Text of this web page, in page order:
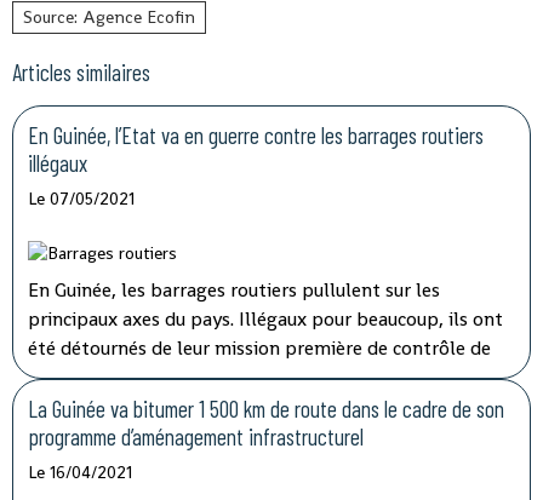
Source: Agence Ecofin
Articles similaires
En Guinée, l’Etat va en guerre contre les barrages routiers
illégaux
Le 07/05/2021
En Guinée, les barrages routiers pullulent sur les
principaux axes du pays. Illégaux pour beaucoup, ils ont
été détournés de leur mission première de contrôle de
sécurité pour devenir des niches de rançonnement. Le
préjudice causé aux transporteurs et aux usagers de la
route est important.
La Guinée va bitumer 1 500 km de route dans le cadre de son
programme d’aménagement infrastructurel
Le 16/04/2021